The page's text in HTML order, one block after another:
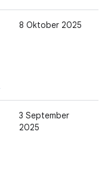
8 Oktober 2025
3 September
2025